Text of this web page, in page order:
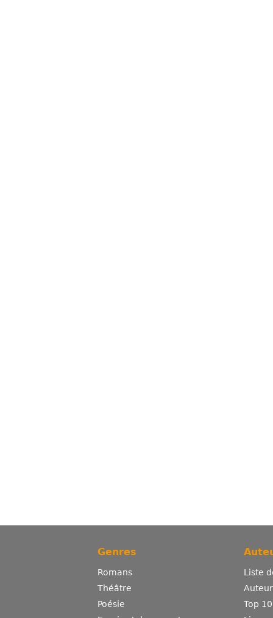
Genres
Romans
Théâtre
Poésie
Liste
Top